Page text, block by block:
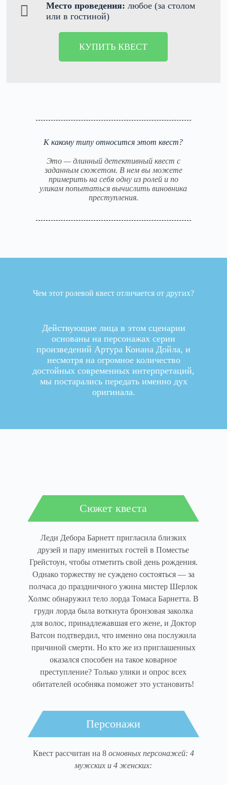
Место проведения: любое (за столом
или в гостиной)
КУПИТЬ КВЕСТ
К какому типу относится этот квест?
Это — длинный детективный квест с
заданным сюжетом. В нем вы можете
примерить на себя одну из ролей и по
уликам попытаться вычислить виновника
преступления.
Чем этот ролевой квест отличается от других?
Действующие лица в этом сценарии
основаны на персонажах серии
произведений Артура Конана Дойла, и
несмотря на огромное количество
достойных современных интерпретаций,
мы постарались передать именно дух
оригинала.
Сюжет квеста
Леди Дебора Барнетт пригласила близких
друзей и пару именитых гостей в Поместье
Грейстоун, чтобы отметить свой день рождения.
Однако торжеству не суждено состояться — за
полчаса до праздничного ужина мистер Шерлок
Холмс обнаружил тело лорда Томаса Барнетта. В
груди лорда была воткнута бронзовая заколка
для волос, принадлежавшая его жене, и Доктор
Ватсон подтвердил, что именно она послужила
причиной смерти. Но кто же из приглашенных
оказался способен на такое коварное
преступление? Только улики и опрос всех
обитателей особняка поможет это установить!
Персонажи
Квест рассчитан на 8основных персонажей: 4
мужских и 4 женских: